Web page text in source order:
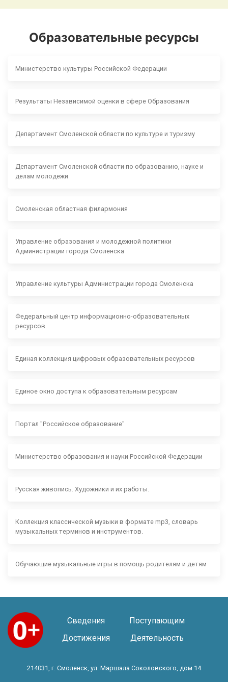
Образовательные ресурсы
Министерство культуры Российской Федерации
Результаты Независимой оценки в сфере Образования
Департамент Смоленской области по культуре и туризму
Департамент Смоленской области по образованию, науке и
делам молодежи
Смоленская областная филармония
Управление образования и молодежной политики
Администрации города Смоленска
Управление культуры Администрации города Смоленска
Федеральный центр информационно-образовательных
ресурсов.
Единая коллекция цифровых образовательных ресурсов
Единое окно доступа к образовательным ресурсам
Портал "Российское образование"
Министерство образования и науки Российской Федерации
Русская живопись. Художники и их работы.
Коллекция классической музыки в формате mp3, словарь
музыкальных терминов и инструментов.
Обучающие музыкальные игры в помощь родителям и детям
Сведения
Поступающим
Достижения
Деятельность
214031, г. Смоленск, ул. Маршала Соколовского, дом 14